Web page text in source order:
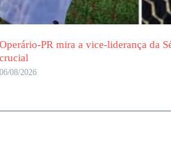
Operário-PR mira a vice-liderança da
crucial
06/08/2026